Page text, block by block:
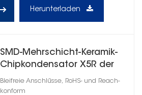
Herunterladen
SMD-Mehrschicht-Keramik-
Chipkondensator X5R der
Serie CT41G
Bleifreie Anschlüsse, RoHS- und Reach-
konform